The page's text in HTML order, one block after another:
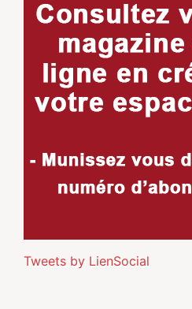
Tweets by LienSocial